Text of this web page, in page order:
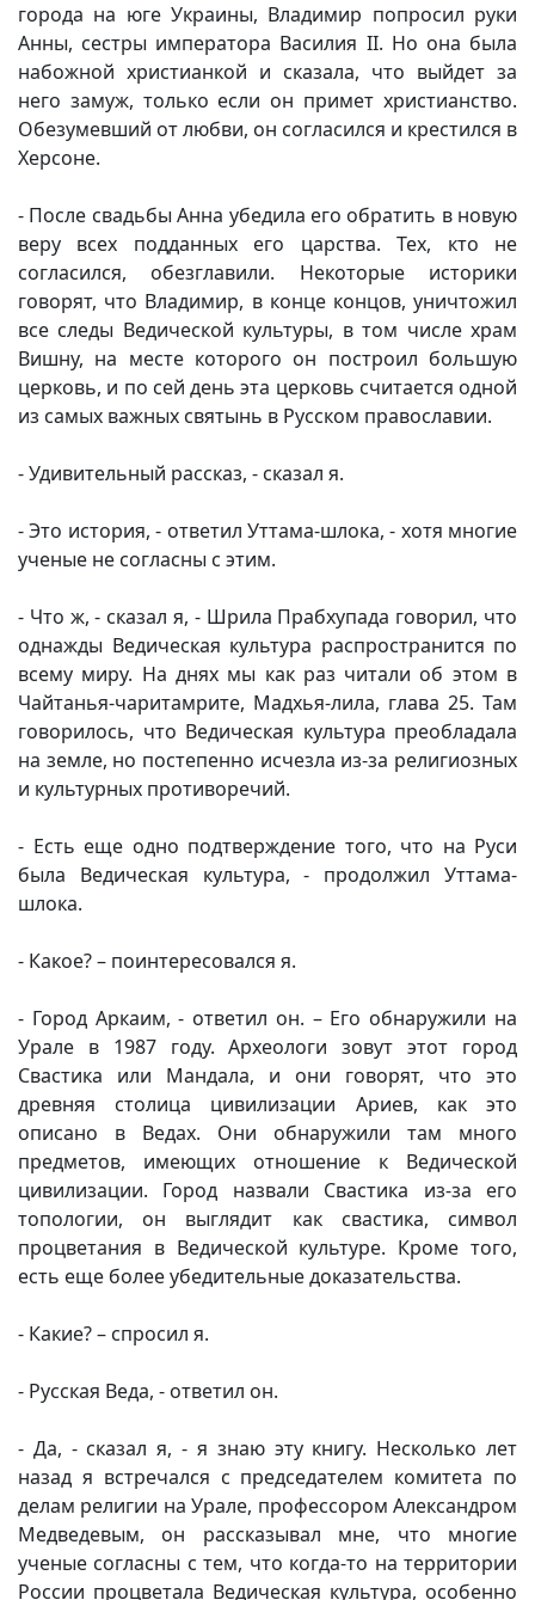
города на юге Украины, Владимир попросил руки
Анны, сестры императора Василия II. Но она была
набожной христианкой и сказала, что выйдет за
него замуж, только если он примет христианство.
Обезумевший от любви, он согласился и крестился в
Херсоне.
- После свадьбы Анна убедила его обратить в новую
веру всех подданных его царства. Тех, кто не
согласился, обезглавили. Некоторые историки
говорят, что Владимир, в конце концов, уничтожил
все следы Ведической культуры, в том числе храм
Вишну, на месте которого он построил большую
церковь, и по сей день эта церковь считается одной
из самых важных святынь в Русском православии.
- Удивительный рассказ, - сказал я.
- Это история, - ответил Уттама-шлока, - хотя многие
ученые не согласны с этим.
- Что ж, - сказал я, - Шрила Прабхупада говорил, что
однажды Ведическая культура распространится по
всему миру. На днях мы как раз читали об этом в
Чайтанья-чаритамрите, Мадхья-лила, глава 25. Там
говорилось, что Ведическая культура преобладала
на земле, но постепенно исчезла из-за религиозных
и культурных противоречий.
- Есть еще одно подтверждение того, что на Руси
была Ведическая культура, - продолжил Уттама-
шлока.
- Какое? – поинтересовался я.
- Город Аркаим, - ответил он. – Его обнаружили на
Урале в 1987 году. Археологи зовут этот город
Свастика или Мандала, и они говорят, что это
древняя столица цивилизации Ариев, как это
описано в Ведах. Они обнаружили там много
предметов, имеющих отношение к Ведической
цивилизации. Город назвали Свастика из-за его
топологии, он выглядит как свастика, символ
процветания в Ведической культуре. Кроме того,
есть еще более убедительные доказательства.
- Какие? – спросил я.
- Русская Веда, - ответил он.
- Да, - сказал я, - я знаю эту книгу. Несколько лет
назад я встречался с председателем комитета по
делам религии на Урале, профессором Александром
Медведевым, он рассказывал мне, что многие
ученые согласны с тем, что когда-то на территории
России процветала Ведическая культура, особенно